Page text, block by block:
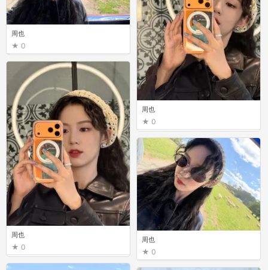
周也
0
周也
0
周也
0
周也
0